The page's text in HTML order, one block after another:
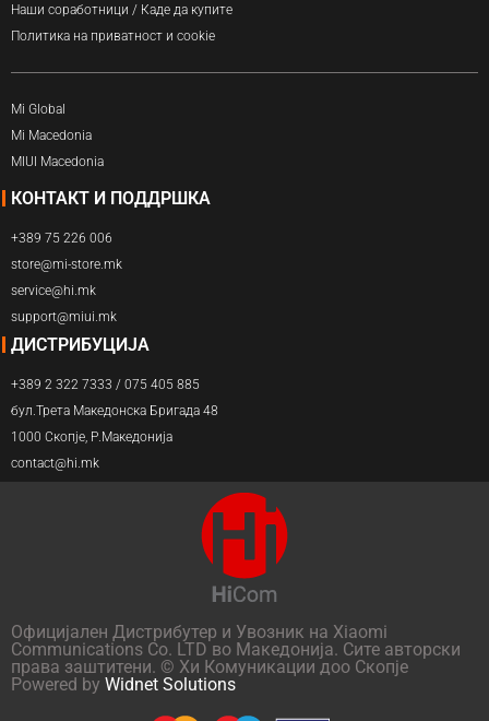
Наши соработници / Каде да купите
Политика на приватност и cookie
Mi Global
Mi Macedonia
MIUI Macedonia
КОНТАКТ И ПОДДРШКА
+389 75 226 006
store@mi-store.mk
service@hi.mk
support@miui.mk
ДИСТРИБУЦИЈА
+389 2 322 7333 / 075 405 885
бул.Трета Македонска Бригада 48
1000 Скопје, Р.Македонија
contact@hi.mk
Официјален Дистрибутер и Увозник на Xiaomi
Communications Co. LTD во Македонија. Сите авторски
права заштитени. © Хи Комуникации доо Скопје
Powered by Widnet Solutions